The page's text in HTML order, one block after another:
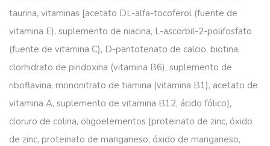
taurina, vitaminas [acetato DL-alfa-tocoferol (fuente de
vitamina E), suplemento de niacina, L-ascorbil-2-polifosfato
(fuente de vitamina C), D-pantotenato de calcio, biotina,
clorhidrato de piridoxina (vitamina B6), suplemento de
riboflavina, mononitrato de tiamina (vitamina B1), acetato de
vitamina A, suplemento de vitamina B12, ácido fólico],
cloruro de colina, oligoelementos [proteinato de zinc, óxido
de zinc, proteinato de manganeso, óxido de manganeso,